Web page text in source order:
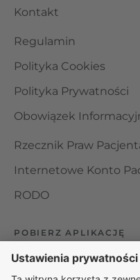
Kontakt
Regulamin
Polityka Cookies
Polityka Prywatności
Obowiązek
Rzecznik Praw
Internetowe Konto
RODO
POBIERZ APLIKACJĘ